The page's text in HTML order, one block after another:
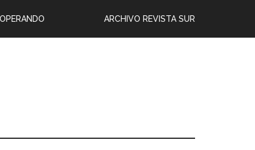
ARCHIVO REVISTA SUR